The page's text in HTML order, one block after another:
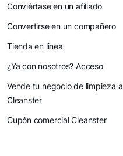
Conviértase en un afiliado
Convertirse en un compañero
Tienda en linea
¿Ya con nosotros? Acceso
Vende tu negocio de limpieza a
Cleanster
Cupón comercial Cleanster